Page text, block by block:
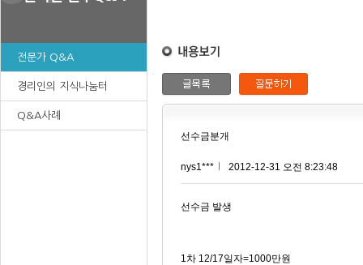
전문가 Q&A
경리인의 지식나눔터
Q&A사례
선수금분개
nys1*** 2012-12-31 오전 8:23:48
선수금 발생
1차 12/17일자=1000만원